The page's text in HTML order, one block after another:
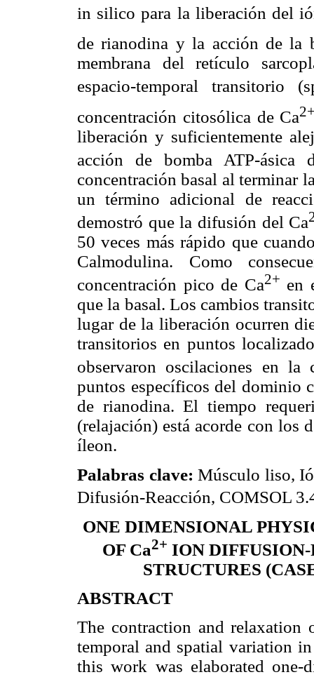
in silico para la liberación del
de rianodina y la acción de la
membrana del retículo
espacio-temporal transitorio
concentración citosólica de Ca
liberación y suficientemente
acción de bomba ATP-ásica
concentración basal al terminar
un término adicional de
demostró que la difusión del Ca
50 veces más rápido que
Calmodulina. Como
concentración pico de Ca2+ en
que la basal. Los cambios
lugar de la liberación ocurren
transitorios en puntos
observaron oscilaciones en
puntos específicos del dominio
de rianodina. El tiempo
(relajación) está acorde con los
íleon.
Palabras clave: Músculo liso,
Difusión-Reacción, COMSOL
ONE DIMENSIONAL
OF Ca2+ ION
STRUCTURES
ABSTRACT
The contraction and relaxation
temporal and spatial variation
this work was elaborated one-